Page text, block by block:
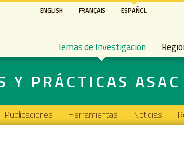
Pasar
principal
ENGLISH FRANÇAIS ESPAÑOL
Main navigation
Temas de Investigación
Y PRÁCTICAS ASAC
Publicaciones Herramientas Noticias